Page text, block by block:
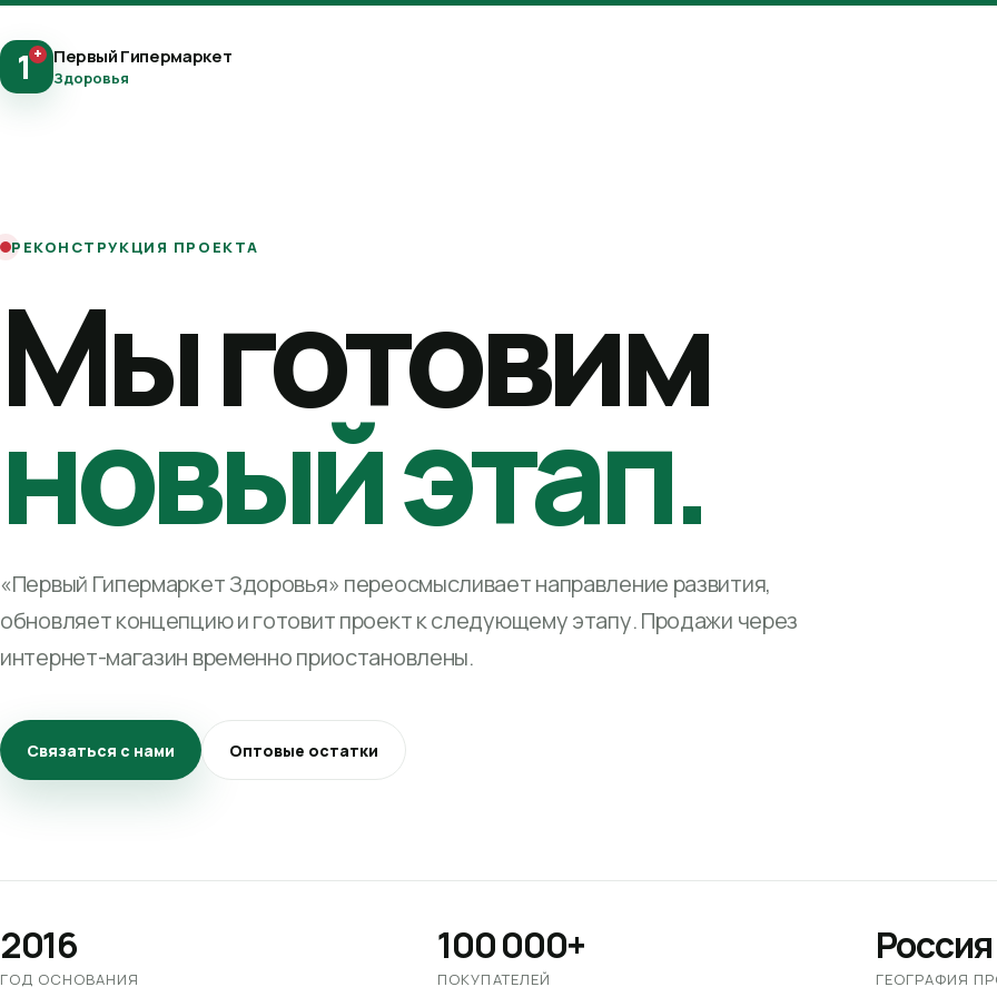
1+ Первый Гипермаркет
Здоровья
РЕКОНСТРУКЦИЯ ПРОЕКТА
Мы готовим
новый этап.
«Первый Гипермаркет Здоровья» переосмысливает направление развития,
обновляет концепцию и готовит проект к следующему этапу. Продажи через
интернет-магазин временно приостановлены.
Связаться с нами Оптовые остатки
2016
ГОД ОСНОВАНИЯ
100 000+
ПОКУПАТЕЛЕЙ
Россия
ГЕОГРАФИЯ